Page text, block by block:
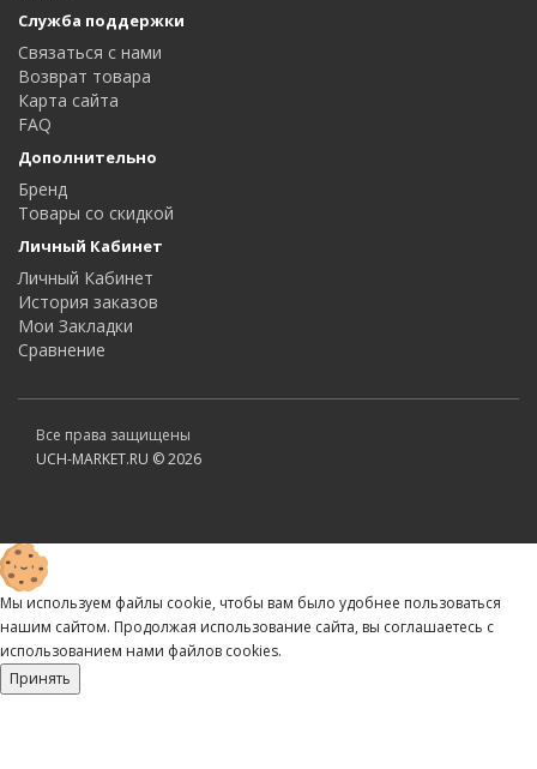
Служба поддержки
Связаться с нами
Возврат товара
Карта сайта
FAQ
Дополнительно
Бренд
Товары со скидкой
Личный Кабинет
Личный Кабинет
История заказов
Мои Закладки
Сравнение
Все права защищены
UCH-MARKET.RU © 2026
Мы используем файлы cookie, чтобы вам было удобнее пользоваться
нашим сайтом. Продолжая использование сайта, вы соглашаетесь c
использованием нами файлов cookies.
Принять